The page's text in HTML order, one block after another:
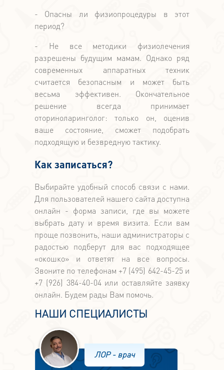
- Опасны ли физиопроцедуры в этот
период?
- Не все методики физиолечения
разрешены будущим мамам. Однако ряд
современных аппаратных техник
считается безопасным и может быть
весьма эффективен. Окончательное
решение всегда принимает
оториноларинголог: только он, оценив
ваше состояние, сможет подобрать
подходящую и безвредную тактику.
Как записаться?
Выбирайте удобный способ связи с нами.
Для пользователей нашего сайта доступна
онлайн - форма записи, где вы можете
выбрать дату и время визита. Если вам
проще позвонить, наши администраторы с
радостью подберут для вас подходящее
«окошко» и ответят на все вопросы.
Звоните по телефонам +7 (495) 642-45-25 и
+7 (926) 384-40-04 или оставляйте заявку
онлайн. Будем рады Вам помочь.
НАШИ СПЕЦИАЛИСТЫ
ЛОР - врач